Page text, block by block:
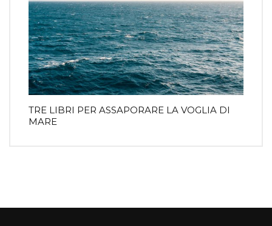
TRE LIBRI PER ASSAPORARE LA VOGLIA DI
MARE